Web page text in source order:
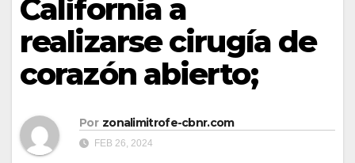
California a
realizarse cirugía de
corazón abierto;
Por zonalimitrofe-cbnr.com
FEB 26, 2024